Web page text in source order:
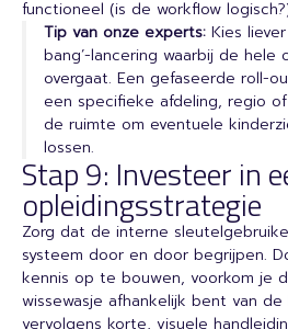
functioneel (is de workflow
Tip van onze experts: Kies
bang’-lancering waarbij de hele
overgaat. Een gefaseerde roll-
een specifieke afdeling, regio
de ruimte om eventuele
lossen.
Stap 9: Investeer in
opleidingsstrategie
Zorg dat de interne
systeem door en door begrijpen.
kennis op te bouwen, voorkom je
wissewasje afhankelijk bent van de
vervolgens korte, visuele